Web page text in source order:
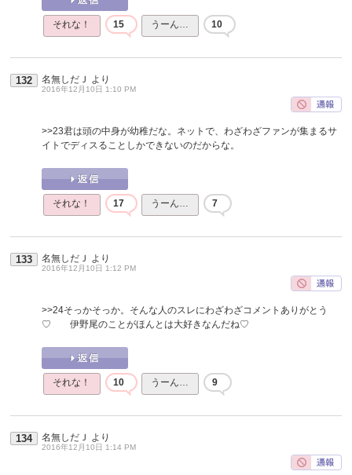
それな！ 15 うーん… 10
132 名無しだＪ より
2016年12月10日 1:10 PM
>>23君は頭の中身が幼稚だな。ネットで、わざわざファンが集まるサ
イトでディスることしかできないのだからな。
それな！ 17 うーん… 7
133 名無しだＪ より
2016年12月10日 1:12 PM
>>24そっかそっか。そんな人のスレにわざわざコメントありがとう
♡ 伊野尾のことがほんとは大好きなんだね♡
それな！ 10 うーん… 9
134 名無しだＪ より
2016年12月10日 1:14 PM